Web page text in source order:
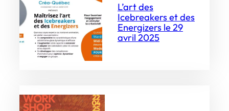
L’art des
Icebreakers et des
Energizers le 29
avril 2025